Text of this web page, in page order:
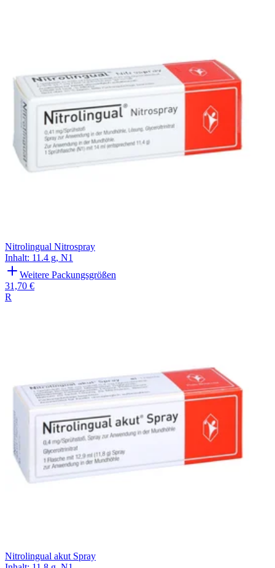
Nitrolingual Nitrospray
Inhalt: 11.4 g, N1
Weitere Packungsgrößen
31,70 €
R
Nitrolingual akut Spray